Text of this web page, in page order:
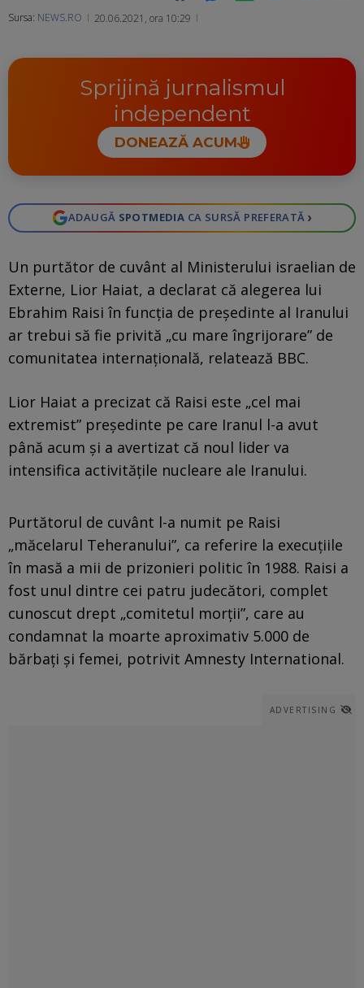
Sursa: NEWS.RO 20.06.2021, ora 10:29
Sprijină jurnalismul
independent
DONEAZĂ ACUM
ADAUGĂ SPOTMEDIA CA SURSĂ PREFERATĂ ›
Un purtător de cuvânt al Ministerului israelian de
Externe, Lior Haiat, a declarat că alegerea lui
Ebrahim Raisi în funcţia de preşedinte al Iranului
ar trebui să fie privită „cu mare îngrijorare” de
comunitatea internaţională, relatează BBC.
Lior Haiat a precizat că Raisi este „cel mai
extremist” preşedinte pe care Iranul l-a avut
până acum şi a avertizat că noul lider va
intensifica activităţile nucleare ale Iranului.
Purtătorul de cuvânt l-a numit pe Raisi
„măcelarul Teheranului”, ca referire la execuţiile
în masă a mii de prizonieri politic în 1988. Raisi a
fost unul dintre cei patru judecători, complet
cunoscut drept „comitetul morţii”, care au
condamnat la moarte aproximativ 5.000 de
bărbaţi şi femei, potrivit Amnesty International.
ADVERTISING